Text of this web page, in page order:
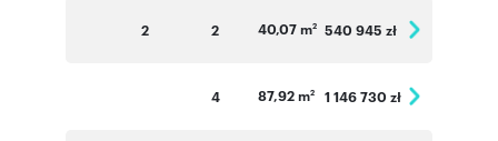
2 2 40,07 m2 540 945 zł
4 87,92 m2 1 146 730 zł